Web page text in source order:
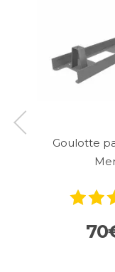
Goulotte
70